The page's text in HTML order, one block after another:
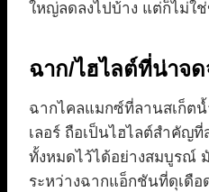
ใหญ่ลดลงไปบ้าง แต่ก็ไม่ใ
ฉาก/ไฮไลต์ที่น่าจด
ฉากไคลแมกซ์ที่ลานสเก็ต
เลอร์ ถือเป็นไฮไลต์สำคัญที่
ทั้งหมดไว้ได้อย่างสมบูรณ์
ระหว่างฉากแอ็กชันที่ดุเดื